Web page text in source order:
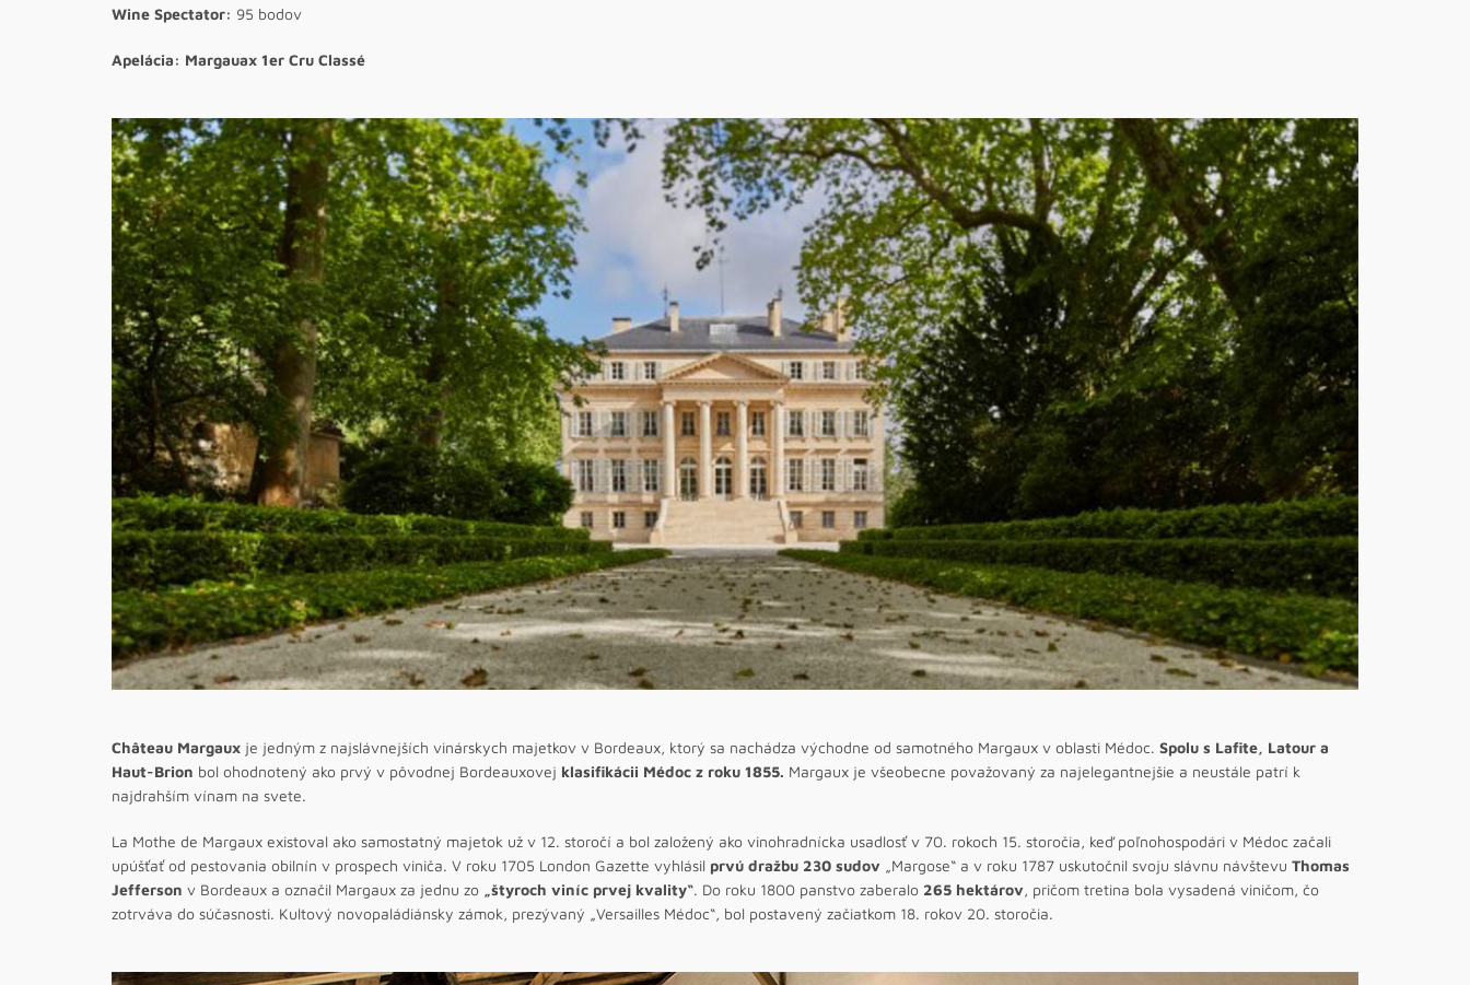
Wine Spectator: 95 bodov
Apelácia: Margauax 1er Cru Classé
Château Margaux je jedným z najslávnejších vinárskych majetkov v Bordeaux, ktorý sa nachádza východne od samotného Margaux v oblasti Médoc. Spolu s Lafite, Latour a
Haut-Brion bol ohodnotený ako prvý v pôvodnej Bordeauxovej klasifikácii Médoc z roku 1855. Margaux je všeobecne považovaný za najelegantnejšie a neustále patrí k
najdrahším vínam na svete.
La Mothe de Margaux existoval ako samostatný majetok už v 12. storočí a bol založený ako vinohradnícka usadlosť v 70. rokoch 15. storočia, keď poľnohospodári v Médoc začali
upúšťať od pestovania obilnín v prospech viniča. V roku 1705 London Gazette vyhlásil prvú dražbu 230 sudov „Margose“ a v roku 1787 uskutočnil svoju slávnu návštevu Thomas
Jefferson v Bordeaux a označil Margaux za jednu zo „štyroch viníc prvej kvality“. Do roku 1800 panstvo zaberalo 265 hektárov, pričom tretina bola vysadená viničom, čo
zotrváva do súčasnosti. Kultový novopaládiánsky zámok, prezývaný „Versailles Médoc“, bol postavený začiatkom 18. rokov 20. storočia.